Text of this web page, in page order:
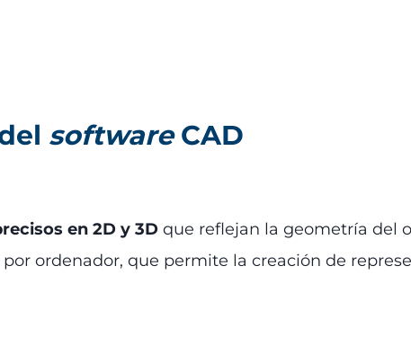
softwareCAD
en 2D y 3D que reflejan la geometría del
ordenador, que permite la creación de